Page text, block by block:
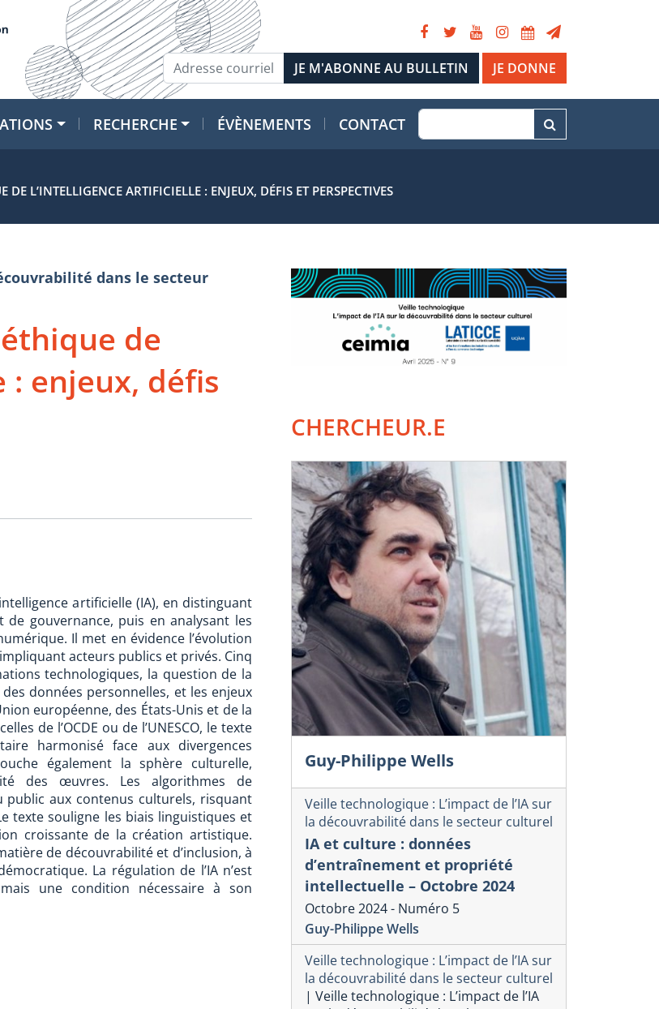
JE DONNE
RECHERCHE ÉVÈNEMENTS CONTACT
L’INTELLIGENCE ARTIFICIELLE : ENJEUX, DÉFIS ET PERSPECTIVES
dans le secteur
de
: enjeux, défis
artificielle (IA), en distinguant
gouvernance, puis en analysant les
Il met en évidence l’évolution
acteurs publics et privés. Cinq
technologiques, la question de la
données personnelles, et les enjeux
européenne, des États-Unis et de la
de l’OCDE ou de l’UNESCO, le texte
harmonisé face aux divergences
également la sphère culturelle,
des œuvres. Les algorithmes de
public aux contenus culturels, risquant
texte souligne les biais linguistiques et
croissante de la création artistique.
de découvrabilité et d’inclusion, à
La régulation de l’IA n’est
une condition nécessaire à son
CHERCHEUR.E
Guy-Philippe Wells
Veille technologique : L’impact de l’IA sur
la découvrabilité dans le secteur culturel
IA et culture : données
d’entraînement et propriété
intellectuelle – Octobre 2024
Octobre 2024 - Numéro 5
Guy-Philippe Wells
Veille technologique : L’impact de l’IA sur
la découvrabilité dans le secteur culturel
| Veille technologique : L’impact de l’IA